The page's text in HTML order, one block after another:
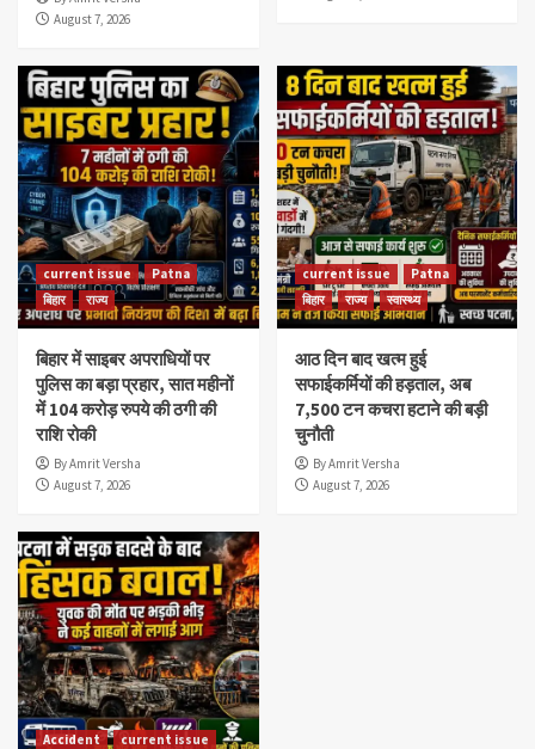
August 7, 2026
current issue
Patna
बिहार
राज्य
बिहार में साइबर अपराधियों पर
पुलिस का बड़ा प्रहार, सात महीनों
में 104 करोड़ रुपये की ठगी की
राशि रोकी
By Amrit Versha
August 7, 2026
current issue
Patna
बिहार
राज्य स्वास्थ्य
आठ दिन बाद खत्म हुई
सफाईकर्मियों की हड़ताल, अब
7,500 टन कचरा हटाने की बड़ी
चुनौती
By Amrit Versha
August 7, 2026
Accident
current issue